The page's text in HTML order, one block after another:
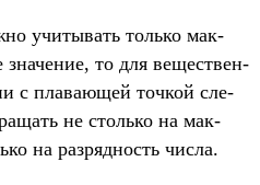
учи­тывать толь­ко мак­
то для вещес­твен­
с пла­вающей точ­кой сле­
не столь­ко на мак­
на раз­рядность чис­ла.